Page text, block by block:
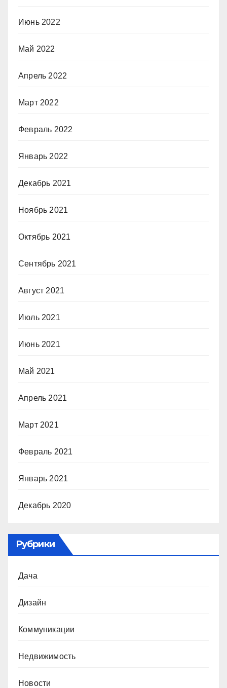
Июнь 2022
Май 2022
Апрель 2022
Март 2022
Февраль 2022
Январь 2022
Декабрь 2021
Ноябрь 2021
Октябрь 2021
Сентябрь 2021
Август 2021
Июль 2021
Июнь 2021
Май 2021
Апрель 2021
Март 2021
Февраль 2021
Январь 2021
Декабрь 2020
Рубрики
Дача
Дизайн
Коммуникации
Недвижимость
Новости